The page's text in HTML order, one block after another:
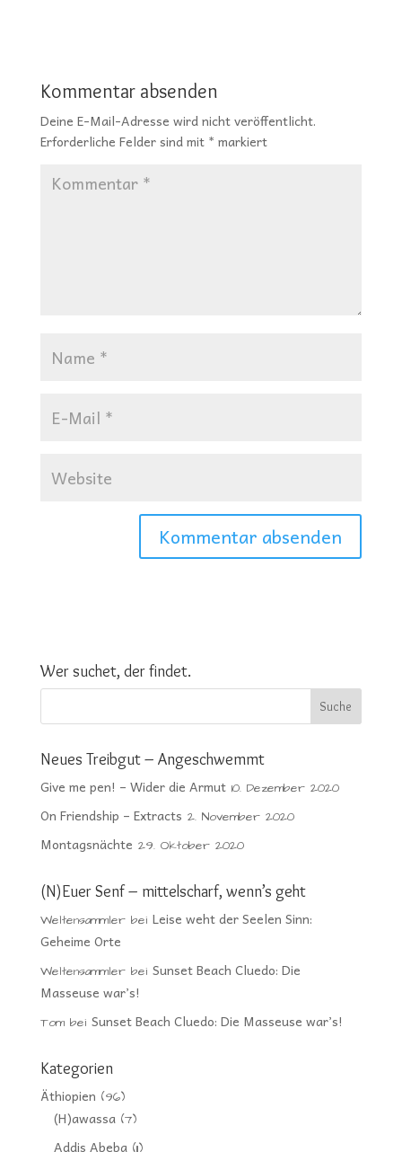
Kommentar absenden
Deine E-Mail-Adresse wird nicht veröffentlicht.
Erforderliche Felder sind mit * markiert
Wer suchet, der findet.
Neues Treibgut – Angeschwemmt
Give me pen! – Wider die Armut 10. Dezember 2020
On Friendship – Extracts 2. November 2020
Montagsnächte 29. Oktober 2020
(N)Euer Senf – mittelscharf, wenn’s geht
Weltensammlerbei Leise weht der Seelen Sinn:
Geheime Orte
Weltensammlerbei Sunset Beach Cluedo: Die
Masseuse war’s!
Tombei Sunset Beach Cluedo: Die Masseuse war’s!
Kategorien
Äthiopien (96)
(H)awassa(7)
Addis Abeba